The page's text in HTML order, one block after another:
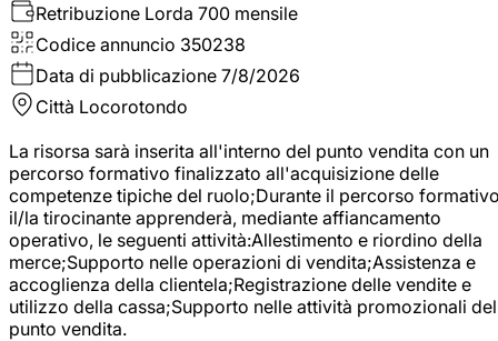
Retribuzione Lorda 700 mensile
Codice annuncio 350238
Data di pubblicazione 7/8/2026
Città Locorotondo
La risorsa sarà inserita all'interno del punto vendita con un
percorso formativo finalizzato all'acquisizione delle
competenze tipiche del ruolo;Durante il percorso
il/la tirocinante apprenderà, mediante affiancamento
operativo, le seguenti attività:Allestimento e riordino della
merce;Supporto nelle operazioni di vendita;Assistenza e
accoglienza della clientela;Registrazione delle vendite e
utilizzo della cassa;Supporto nelle attività promozionali del
punto vendita.